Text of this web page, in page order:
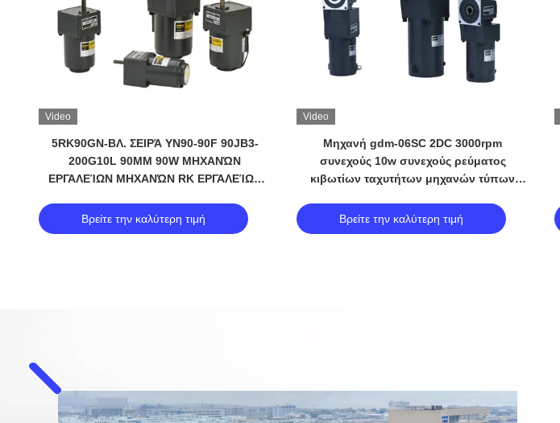
Video
5RK90GN-ΒΛ. ΣΕΙΡΆ YN90-90F 90JB3-
200G10L 90MM 90W ΜΗΧΑΝΏΝ
ΕΡΓΑΛΕΊΩΝ ΜΗΧΑΝΏΝ RK ΕΡΓΑΛΕΊΩΝ
ΜΗΧΑΝΏΝ ΑΝΕΜΙΣΤΉΡΩΝ ΕΛΈΓΧΟΥ
ΤΑΧΎΤΗΤΑΣ 5GN3-200K
Βρείτε την καλύτερη τιμή
Video
Μηχανή gdm-06SC 2DC 3000rpm
συνεχούς 10w συνεχούς ρεύματος
κιβωτίων ταχυτήτων μηχανών τύπων
Βρείτε την καλύτερη τιμή